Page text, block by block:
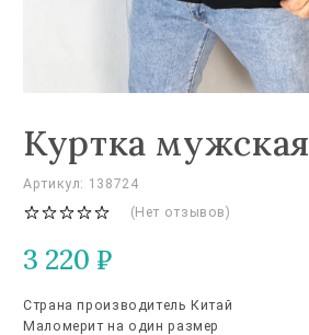
Куртка мужская
Артикул: 138724
(Нет отзывов)
3 220 ₽
Страна производитель Китай
Маломерит на один размер